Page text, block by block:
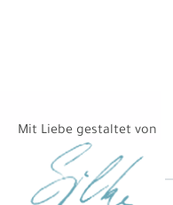
Mit Liebe gestaltet von